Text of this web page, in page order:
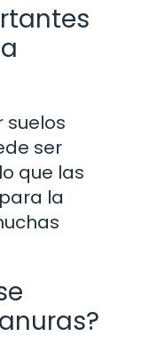
suelos
ser
que las
la